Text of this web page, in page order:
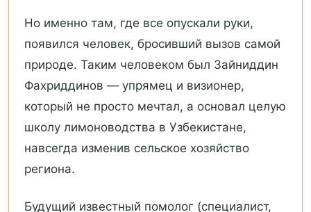
Но именно там, где все опускали руки,
появился человек, бросивший вызов самой
природе. Таким человеком был Зайниддин
Фахриддинов — упрямец и визионер,
который не просто мечтал, а основал целую
школу лимоноводства в Узбекистане,
навсегда изменив сельское хозяйство
региона.
Будущий известный помолог (специалист,